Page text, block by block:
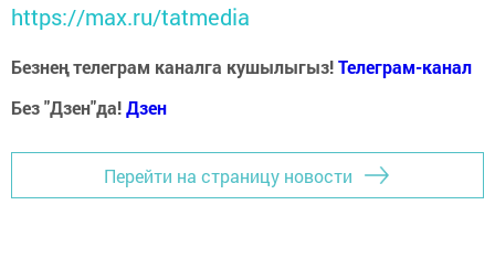
https://max.ru/tatmedia
Безнең телеграм каналга кушылыгыз!Телеграм-канал
Без "Дзен"да!Дзен
Перейти на страницу новости